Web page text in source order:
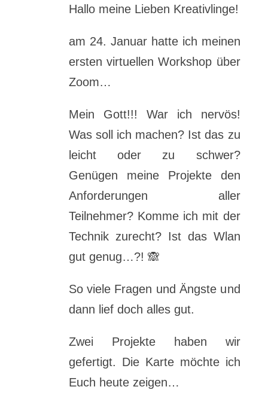
Hallo meine Lieben Kreativlinge!
am 24. Januar hatte ich meinen
ersten virtuellen Workshop über
Zoom…
Mein Gott!!! War ich nervös!
Was soll ich machen? Ist das zu
leicht oder zu schwer?
Genügen meine Projekte den
Anforderungen aller
Teilnehmer? Komme ich mit der
Technik zurecht? Ist das Wlan
gut genug…?! 🙈
So viele Fragen und Ängste und
dann lief doch alles gut.
Zwei Projekte haben wir
gefertigt. Die Karte möchte ich
Euch heute zeigen…